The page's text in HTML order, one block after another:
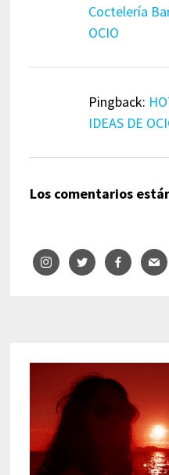
Coctelería
OCIO
Pingback:
IDEAS DE
Los comentarios